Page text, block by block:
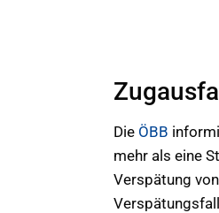
Die ÖBB
mehr als eine
Verspätung